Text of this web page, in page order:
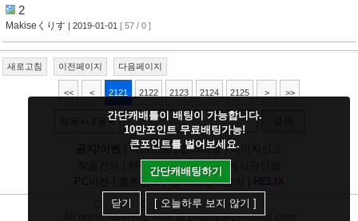
2
Makiseくりす | 2019-01-01 [ 57 / 0 ]
새로고침 이전페이지 다음페이지
<< < 2121 2122 2123 2124 2125 > >>
다크모드|건의사항|이미지신고
캐릭건의|기타디비|
클론신고|정지/패널티문의 H
X
Copyright
CHUINGCommunications.
All rights reserved. Mail to chuinghelp@gmail.com
간단캐배틀이 배팅이 가능합니다.
10만포인트 무료배팅가능!
큰포인트를 벌어보세요.
간단캐배팅하기
닫기 [ 오늘하루 보지 않기 ]